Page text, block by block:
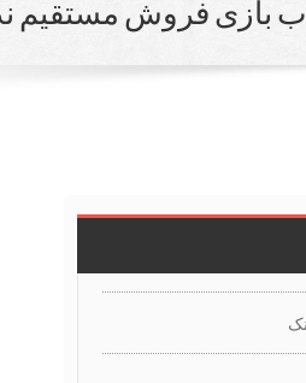
بازی فروش مستقیم